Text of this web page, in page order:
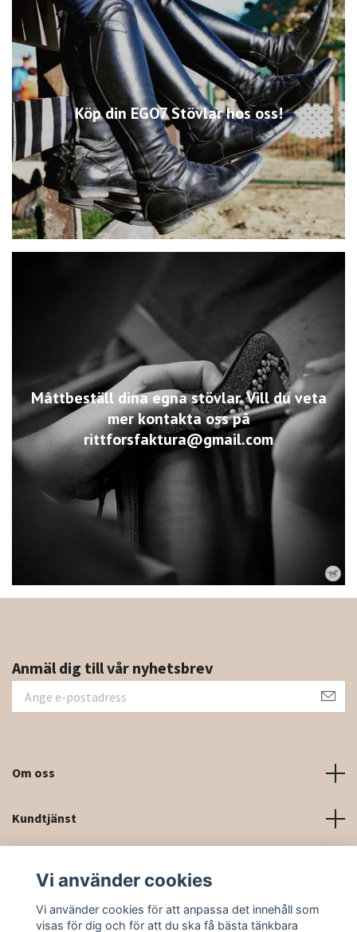
Köp din EGO7 Stövlar hos oss!
Måttbeställ dina egna stövlar. Vill du veta
mer kontakta oss på
rittforsfaktura@gmail.com
Anmäl dig till vår nyhetsbrev
Om oss
Kundtjänst
Sociala medier
Vi använder cookies
Vi använder cookies för att anpassa det innehåll som
visas för dig och för att du ska få bästa tänkbara